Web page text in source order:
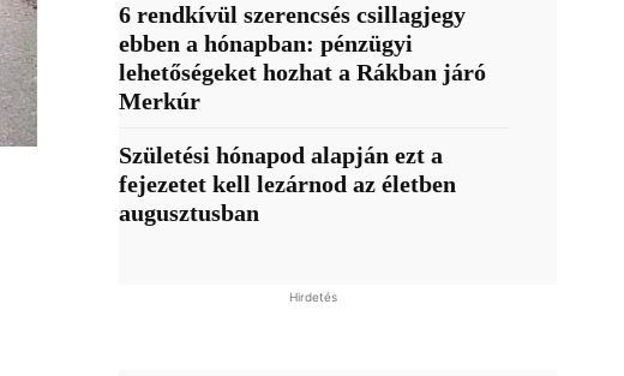
6 rendkívül szerencsés csillagjegy
ebben a hónapban: pénzügyi
lehetőségeket hozhat a Rákban járó
Merkúr
Születési hónapod alapján ezt a
fejezetet kell lezárnod az életben
augusztusban
Hirdetés